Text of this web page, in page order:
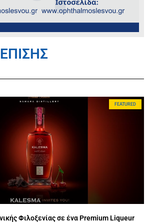
FEATURED
Φιλοξενίας σε ένα Premium Liqueur